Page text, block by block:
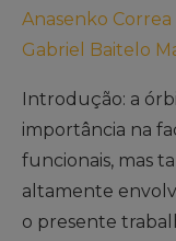
Anasenko
Gabriel Baitelo
Introdução: a
importância na
funcionais, mas
altamente
o presente